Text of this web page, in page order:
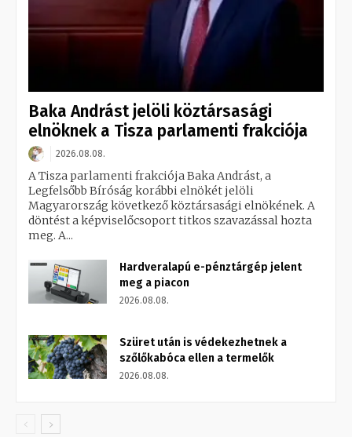
Baka Andrást jelöli köztársasági
elnöknek a Tisza parlamenti frakciója
2026.08.08.
A Tisza parlamenti frakciója Baka Andrást, a
Legfelsőbb Bíróság korábbi elnökét jelöli
Magyarország következő köztársasági elnökének. A
döntést a képviselőcsoport titkos szavazással hozta
meg. A...
Hardveralapú e-pénztárgép jelent
meg a piacon
2026.08.08.
Szüret után is védekezhetnek a
szőlőkabóca ellen a termelők
2026.08.08.